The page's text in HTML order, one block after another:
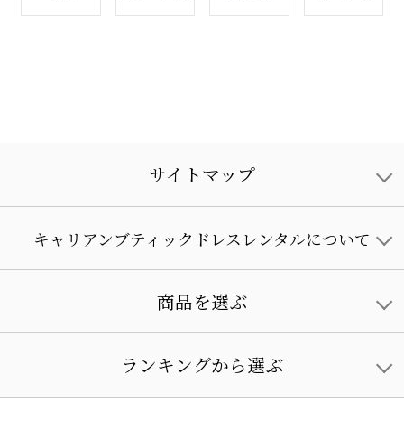
サイトマップ
キャリアンブティックドレスレンタルについて
商品を選ぶ
ランキングから選ぶ